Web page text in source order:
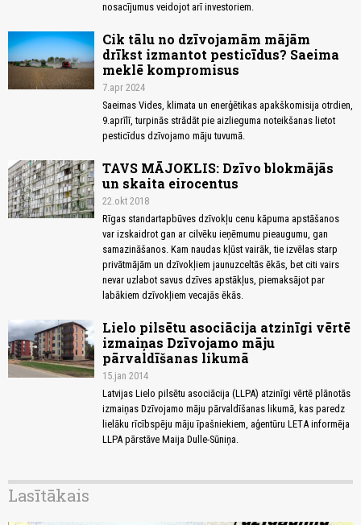
nosacījumus veidojot arī investoriem.
Cik tālu no dzīvojamām mājām
drīkst izmantot pesticīdus? Saeima
meklē kompromisus
7.apr 2024
Saeimas Vides, klimata un enerģētikas apakškomisija otrdien,
9.aprīlī, turpinās strādāt pie aizlieguma noteikšanas lietot
pesticīdus dzīvojamo māju tuvumā.
TAVS MĀJOKLIS: Dzīvo blokmājās
un skaita eirocentus
22.okt 2018
Rīgas standartapbūves dzīvokļu cenu kāpuma apstāšanos
var izskaidrot gan ar cilvēku ieņēmumu pieaugumu, gan
samazināšanos. Kam naudas kļūst vairāk, tie izvēlas starp
privātmājām un dzīvokļiem jaunuzceltās ēkās, bet citi vairs
nevar uzlabot savus dzīves apstākļus, piemaksājot par
labākiem dzīvokļiem vecajās ēkās.
Lielo pilsētu asociācija atzinīgi vērtē
izmaiņas Dzīvojamo māju
pārvaldīšanas likumā
15.jan 2014
Latvijas Lielo pilsētu asociācija (LLPA) atzinīgi vērtē plānotās
izmaiņas Dzīvojamo māju pārvaldīšanas likumā, kas paredz
lielāku rīcībspēju māju īpašniekiem, aģentūru LETA informēja
LLPA pārstāve Maija Dulle-Sūniņa.
Lasītākais